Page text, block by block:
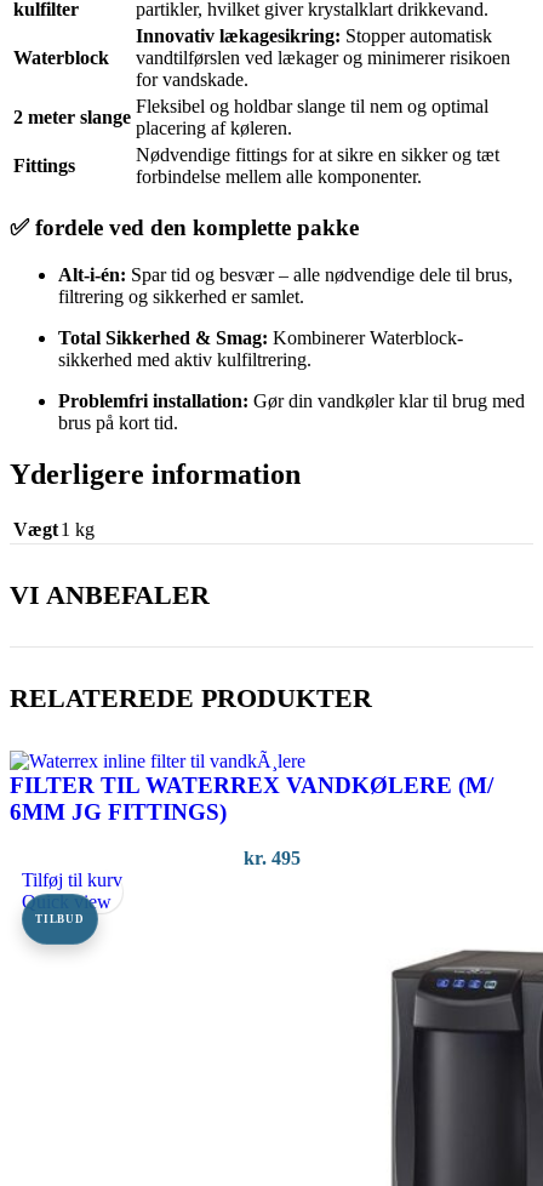
kulfilter partikler, hvilket giver krystalklart drikkevand.
Waterblock
Innovativ lækagesikring: Stopper automatisk
vandtilførslen ved lækager og minimerer risikoen
for vandskade.
2 meter slange
Fleksibel og holdbar slange til nem og optimal
placering af køleren.
Fittings
Nødvendige fittings for at sikre en sikker og tæt
forbindelse mellem alle komponenter.
✅ fordele ved den komplette pakke
Alt-i-én: Spar tid og besvær – alle nødvendige dele til brus,
filtrering og sikkerhed er samlet.
Total Sikkerhed & Smag: Kombinerer Waterblock-
sikkerhed med aktiv kulfiltrering.
Problemfri installation: Gør din vandkøler klar til brug med
brus på kort tid.
Yderligere information
Vægt1 kg
VI ANBEFALER
RELATEREDE PRODUKTER
FILTER TIL WATERREX VANDKØLERE (M/
6MM JG FITTINGS)
kr.495
Tilføj til kurv
Quick view
TILBUD